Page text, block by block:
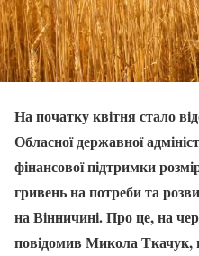
На початку квітня стало
Обласної державної
фінансової підтримки
гривень на потреби та
на Вінничині. Про це, на
повідомив Микола Ткачук,